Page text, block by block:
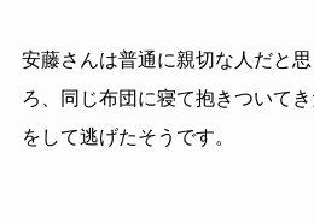
安藤さんは普通に親切な人だと
ろ、同じ布団に寝て抱きついて
をして逃げたそうです。